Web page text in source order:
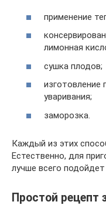
применение
лимонная
сушка плодов;
изготовление
уваривания;
заморозка.
Каждый из этих
Естественно, для
лучше всего подойдет
Простой рецепт